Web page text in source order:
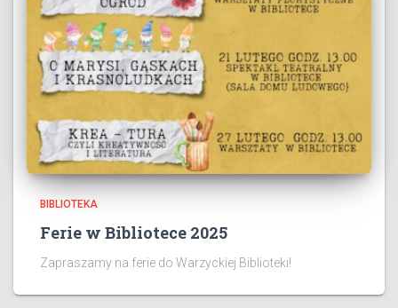
BIBLIOTEKA
Ferie w Bibliotece 2025
Zapraszamy na ferie do Warzyckiej Biblioteki!